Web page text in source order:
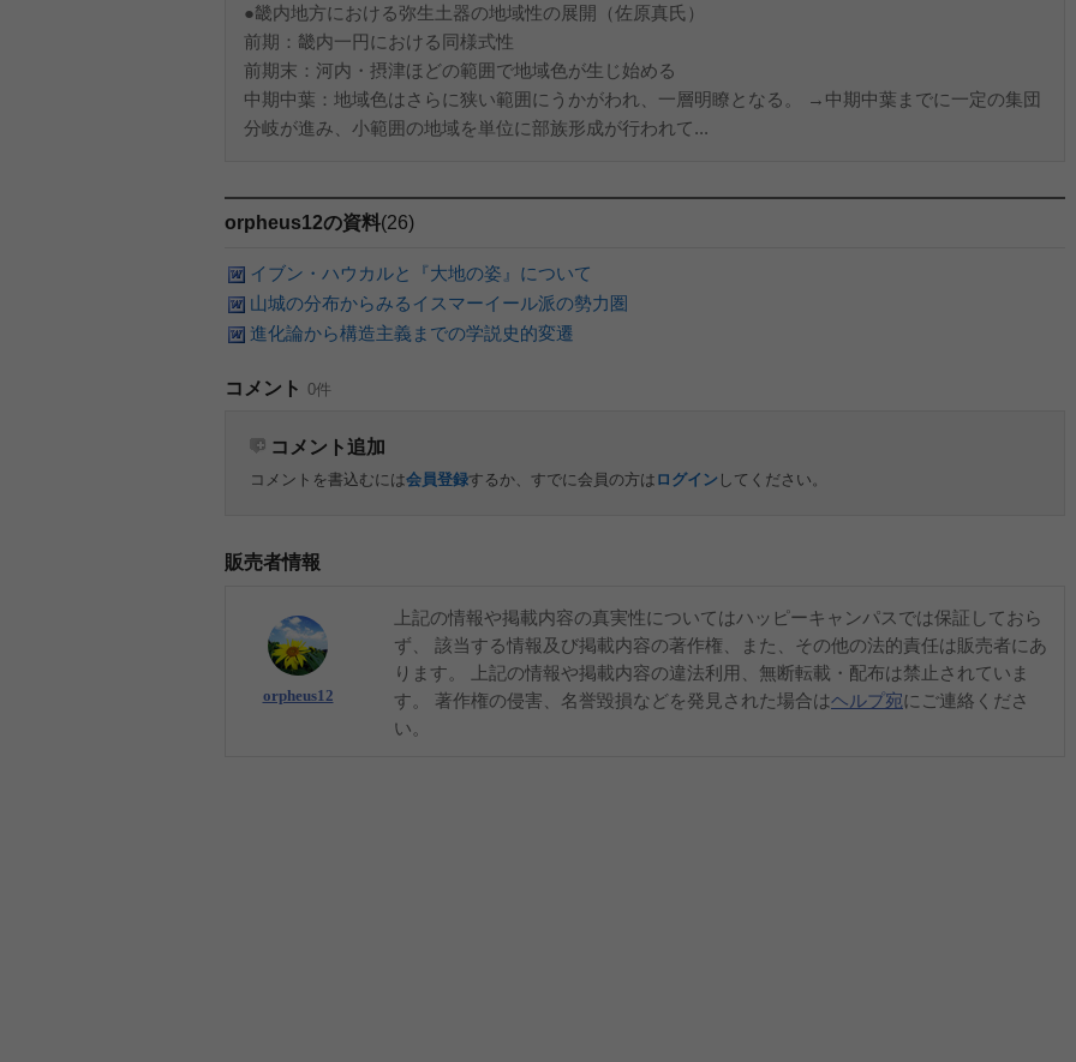
●畿内地方における弥生土器の地域性の展開（佐原真氏）
前期：畿内一円における同様式性
前期末：河内・摂津ほどの範囲で地域色が生じ始める
中期中葉：地域色はさらに狭い範囲にうかがわれ、一層明瞭となる。 →中期中葉までに一定の集団
分岐が進み、小範囲の地域を単位に部族形成が行われて...
orpheus12の資料(26)
イブン・ハウカルと『大地の姿』について
山城の分布からみるイスマーイール派の勢力圏
進化論から構造主義までの学説史的変遷
コメント 0件
コメント追加
コメントを書込むには会員登録するか、すでに会員の方は ログイン してください。
販売者情報
orpheus12
上記の情報や掲載内容の真実性についてはハッピーキャンパスでは保証しておら
ず、 該当する情報及び掲載内容の著作権、また、その他の法的責任は販売者にあ
ります。 上記の情報や掲載内容の違法利用、無断転載・配布は禁止されていま
す。 著作権の侵害、名誉毀損などを発見された場合はヘルプ宛にご連絡くださ
い。